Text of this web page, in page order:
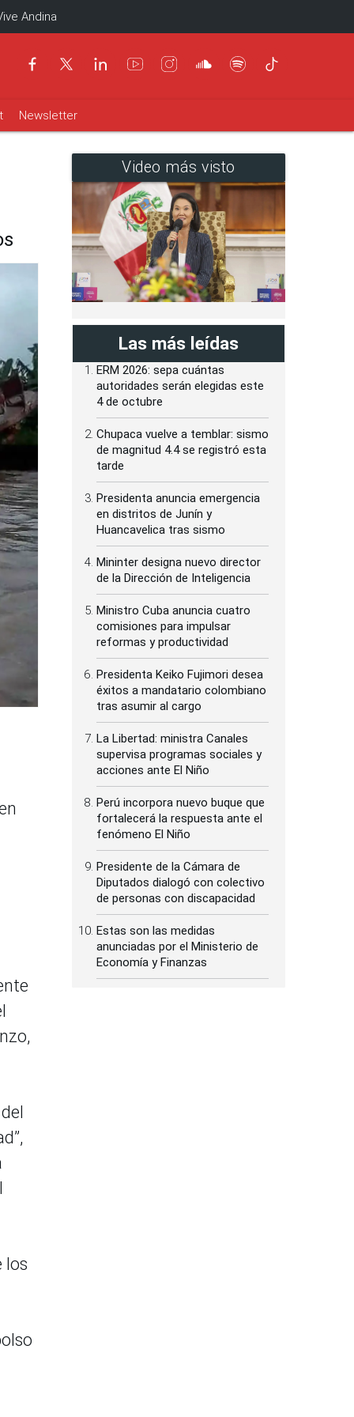
Andina
Newsletter
los
Video más visto
Las más leídas
ERM 2026: sepa cuántas
autoridades serán elegidas este
4 de octubre
Chupaca vuelve a temblar: sismo
de magnitud 4.4 se registró esta
tarde
Presidenta anuncia emergencia
en distritos de Junín y
Huancavelica tras sismo
Mininter designa nuevo director
de la Dirección de Inteligencia
Ministro Cuba anuncia cuatro
comisiones para impulsar
reformas y productividad
Presidenta Keiko Fujimori desea
éxitos a mandatario colombiano
tras asumir al cargo
La Libertad: ministra Canales
supervisa programas sociales y
acciones ante El Niño
Perú incorpora nuevo buque que
fortalecerá la respuesta ante el
fenómeno El Niño
Presidente de la Cámara de
Diputados dialogó con colectivo
de personas con discapacidad
Estas son las medidas
anunciadas por el Ministerio de
Economía y Finanzas